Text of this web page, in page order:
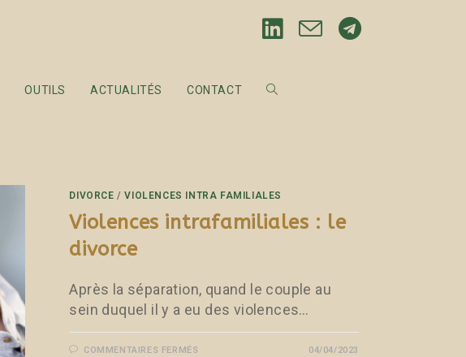
OUTILS ACTUALITÉS CONTACT
DIVORCE /VIOLENCES INTRA FAMILIALES
Violences intrafamiliales : le
divorce
Après la séparation, quand le couple au
sein duquel il y a eu des violences…
COMMENTAIRES FERMÉS 04/04/2023